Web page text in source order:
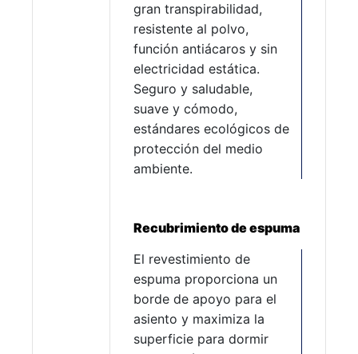
gran transpirabilidad,
resistente al polvo,
función antiácaros y sin
electricidad estática.
Seguro y saludable,
suave y cómodo,
estándares ecológicos de
protección del medio
ambiente.
Recubrimiento de espuma
El revestimiento de
espuma proporciona un
borde de apoyo para el
asiento y maximiza la
superficie para dormir